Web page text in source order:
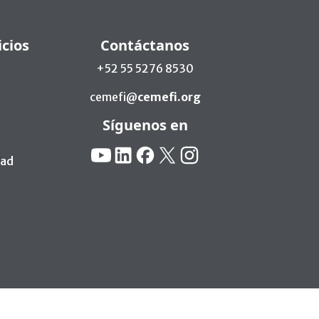
Contáctanos
+52 55 5276 8530
cemefi@cemefi.org
Síguenos en
Redes Sociales:
YouTubeLinkedinFacebook
X Instagram